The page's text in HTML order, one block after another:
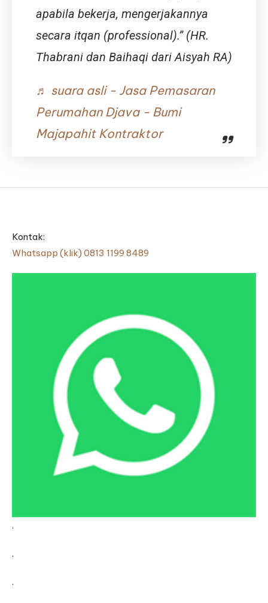
apabila bekerja, mengerjakannya
secara itqan (professional).” (HR.
Thabrani dan Baihaqi dari Aisyah RA)
♬ suara asli - Jasa Pemasaran
Perumahan Djava - Bumi
Majapahit Kontraktor
Kontak:
Whatsapp (klik) 0813 1199 8489
.
.
.